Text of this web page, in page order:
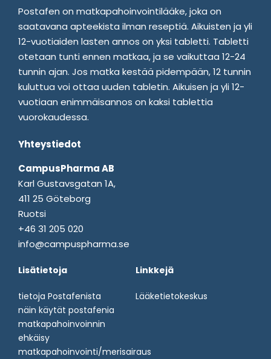
Postafen on matkapahoinvointilääke, joka on
saatavana apteekista ilman reseptiä. Aikuisten ja yli
12-vuotiaiden lasten annos on yksi tabletti. Tabletti
otetaan tunti ennen matkaa, ja se vaikuttaa 12-24
tunnin ajan. Jos matka kestää pidempään, 12 tunnin
kuluttua voi ottaa uuden tabletin. Aikuisen ja yli 12-
vuotiaan enimmäisannos on kaksi tablettia
vuorokaudessa.
Yhteystiedot
CampusPharma AB
Karl Gustavsgatan 1A,
411 25 Göteborg
Ruotsi
+46 31 205 020
info@campuspharma.se
Lisätietoja
tietoja Postafenista
näin käytät postafenia
matkapahoinvoinnin
ehkäisy
matkapahoinvointi/merisairaus
Linkkejä
Lääketietokeskus